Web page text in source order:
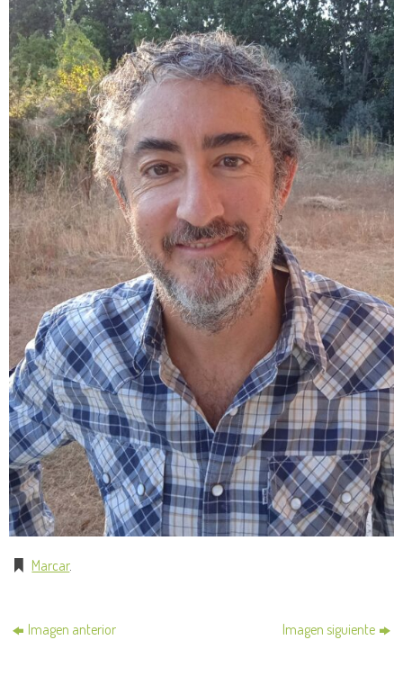
Marcar.
Imagen anterior Imagen siguiente